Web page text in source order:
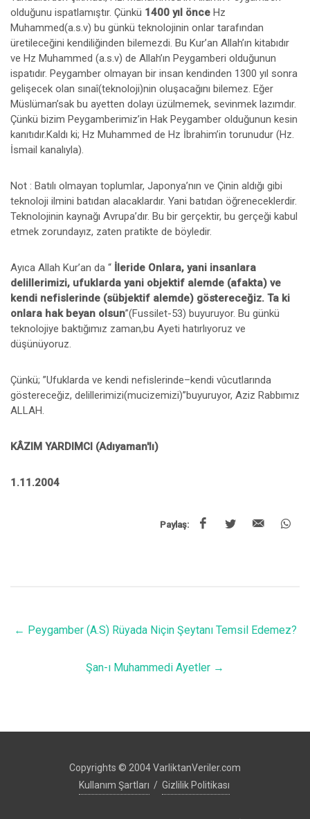
olduğunu ispatlamıştır. Çünkü 1400 yıl önce Hz
Muhammed(a.s.v) bu günkü teknolojinin onlar tarafından
üretileceğini kendiliğinden bilemezdi. Bu Kur’an Allah’ın kitabıdır
ve Hz Muhammed (a.s.v) de Allah’ın Peygamberi olduğunun
ispatıdır. Peygamber olmayan bir insan kendinden 1300 yıl sonra
gelişecek olan sınaî(teknoloji)nin oluşacağını bilemez. Eğer
Müslüman’sak bu ayetten dolayı üzülmemek, sevinmek lazımdır.
Çünkü bizim Peygamberimiz’in Hak Peygamber olduğunun kesin
kanıtıdır.Kaldı ki; Hz Muhammed de Hz İbrahim’in torunudur (Hz.
İsmail kanalıyla).
Not : Batılı olmayan toplumlar, Japonya’nın ve Çinin aldığı gibi
teknoloji ilmini batıdan alacaklardır. Yani batıdan öğreneceklerdir.
Teknolojinin kaynağı Avrupa’dır. Bu bir gerçektir, bu gerçeği kabul
etmek zorundayız, zaten pratikte de böyledir.
Ayıca Allah Kur’an da “ İleride Onlara, yani insanlara
delillerimizi, ufuklarda yani objektif alemde (afakta) ve
kendi nefislerinde (sübjektif alemde) göstereceğiz. Ta ki
onlara hak beyan olsun”(Fussilet-53) buyuruyor. Bu günkü
teknolojiye baktığımız zaman,bu Ayeti hatırlıyoruz ve
düşünüyoruz.
Çünkü; ”Ufuklarda ve kendi nefislerinde–kendi vûcutlarında
göstereceğiz, delillerimizi(mucizemizi)”buyuruyor, Aziz Rabbımız
ALLAH.
KÂZIM YARDIMCI (Adıyaman'lı)
1.11.2004
Paylaş:
← Peygamber (A.S) Rüyada Niçin Şeytanı Temsil Edemez?
Şan-ı Muhammedi Ayetler →
Copyrights © 2004 VarliktanVeriler.com
Kullanım Şartları / Gizlilik Politikası